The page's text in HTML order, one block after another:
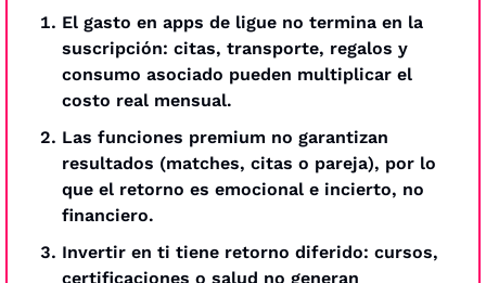
El gasto en apps de ligue no termina en la
suscripción: citas, transporte, regalos y
consumo asociado pueden multiplicar el
costo real mensual.
Las funciones premium no garantizan
resultados (matches, citas o pareja), por lo
que el retorno es emocional e incierto, no
financiero.
Invertir en ti tiene retorno diferido: cursos,
certificaciones o salud no generan